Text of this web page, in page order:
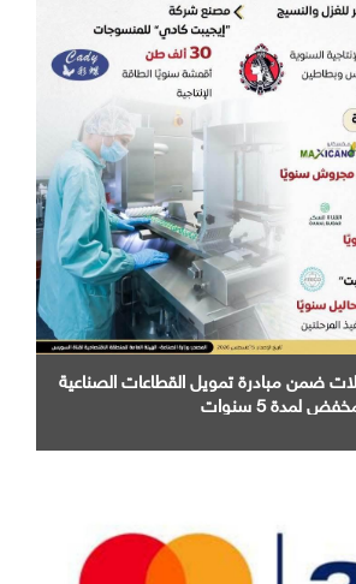
ضمن مبادرة تمويل القطاعات الصناعية
لمدة 5 سنوات